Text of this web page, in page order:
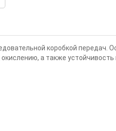
коробкой передач.
а также устойчивость